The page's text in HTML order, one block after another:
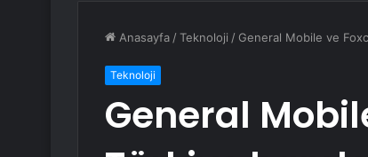
Anasayfa /Teknoloji / General Mobile ve
Teknoloji
General